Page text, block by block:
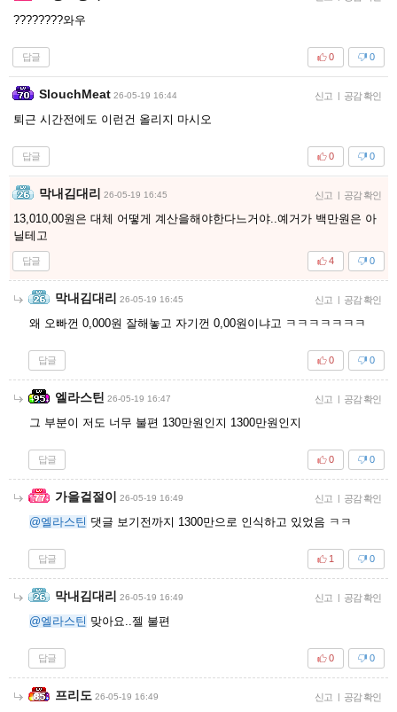
????????와우
답글 0
0
SlouchMeat 26-05-19 16:44 신고 | 공감 확인
퇴근 시간전에도 이런건 올리지 마시오
답글 0
0
막내김대리 26-05-19 16:45 신고 | 공감 확인
13,010,00원은 대체 어떻게 계산을해야한다느거야..예거가 백만원은 아
닐테고
답글 0
4
막내김대리 26-05-19 16:45 신고 | 공감 확인
왜 오빠껀 0,000원 잘해놓고 자기껀 0,00원이냐고 ㅋㅋㅋㅋㅋㅋㅋ
답글 0
0
엘라스틴 26-05-19 16:47 신고 | 공감 확인
그 부분이 저도 너무 불편 130만원인지 1300만원인지
답글 0
0
가을겉절이 26-05-19 16:49 신고 | 공감 확인
@엘라스틴 댓글 보기전까지 1300만으로 인식하고 있었음 ㅋㅋ
답글 0
1
막내김대리 26-05-19 16:49 신고 | 공감 확인
@엘라스틴 맞아요..젤 불편
답글 0
0
프리도 26-05-19 16:49 신고 | 공감 확인